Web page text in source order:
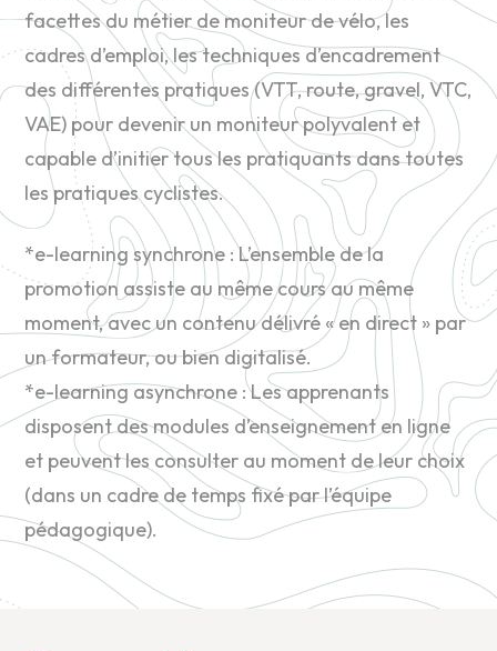
facettes du métier de moniteur de vélo, les
cadres d’emploi, les techniques d’encadrement
des différentes pratiques (VTT, route, gravel, VTC,
VAE) pour devenir un moniteur polyvalent et
capable d’initier tous les pratiquants dans toutes
les pratiques cyclistes.
*e-learning synchrone : L’ensemble de la
promotion assiste au même cours au même
moment, avec un contenu délivré « en direct » par
un formateur, ou bien digitalisé.
*e-learning asynchrone : Les apprenants
disposent des modules d’enseignement en ligne
et peuvent les consulter au moment de leur choix
(dans un cadre de temps fixé par l’équipe
pédagogique).